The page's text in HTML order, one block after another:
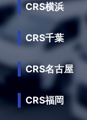
CRS横浜
CRS千葉
CRS名古屋
CRS福岡